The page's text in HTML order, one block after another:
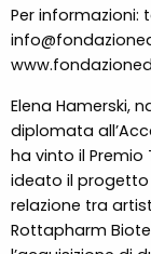
Per informazioni:
Elena Hamerski,
diplomata
ha vinto il Premio
ideato il progetto
relazione tra
Rottapharm